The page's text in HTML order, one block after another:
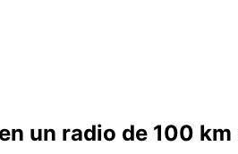
un radio de 100 km